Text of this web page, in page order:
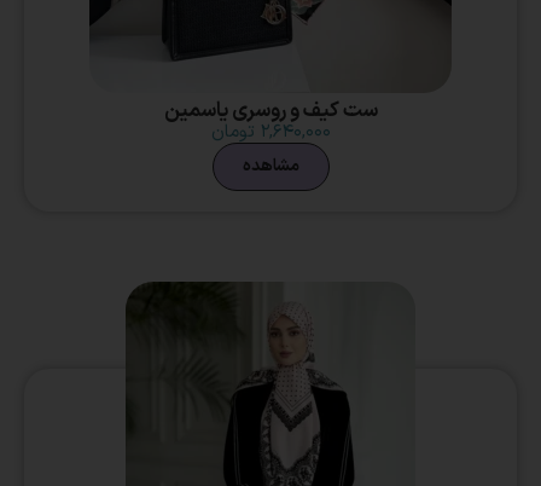
ست کیف و روسری یاسمین
۲,۶۴۰,۰۰۰ تومان
مشاهده